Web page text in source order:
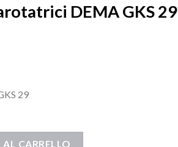
DEMA GKS 29
29
CARRELLO